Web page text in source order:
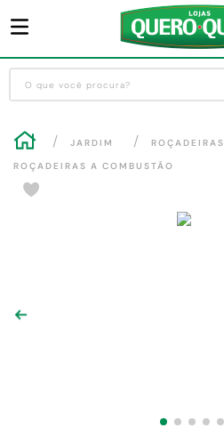
O que você procura?
JARDIM
ROÇADEIRAS
ROÇADEIRAS A COMBUSTÃO
1º
guarda roupa
º cozinha completa
6